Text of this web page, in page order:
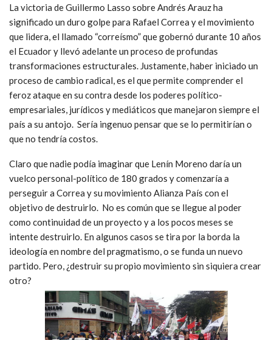
La victoria de Guillermo Lasso sobre Andrés Arauz ha
significado un duro golpe para Rafael Correa y el movimiento
que lidera, el llamado “correísmo” que gobernó durante 10 años
el Ecuador y llevó adelante un proceso de profundas
transformaciones estructurales. Justamente, haber iniciado un
proceso de cambio radical, es el que permite comprender el
feroz ataque en su contra desde los poderes político-
empresariales, jurídicos y mediáticos que manejaron siempre el
país a su antojo. Sería ingenuo pensar que se lo permitirían o
que no tendría costos.
Claro que nadie podía imaginar que Lenín Moreno daría un
vuelco personal-político de 180 grados y comenzaría a
perseguir a Correa y su movimiento Alianza País con el
objetivo de destruirlo. No es común que se llegue al poder
como continuidad de un proyecto y a los pocos meses se
intente destruirlo. En algunos casos se tira por la borda la
ideología en nombre del pragmatismo, o se funda un nuevo
partido. Pero, ¿destruir su propio movimiento sin siquiera crear
otro?